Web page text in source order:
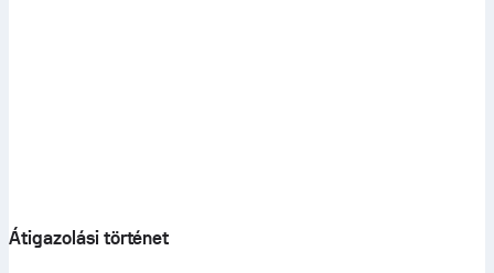
Átigazolási történet